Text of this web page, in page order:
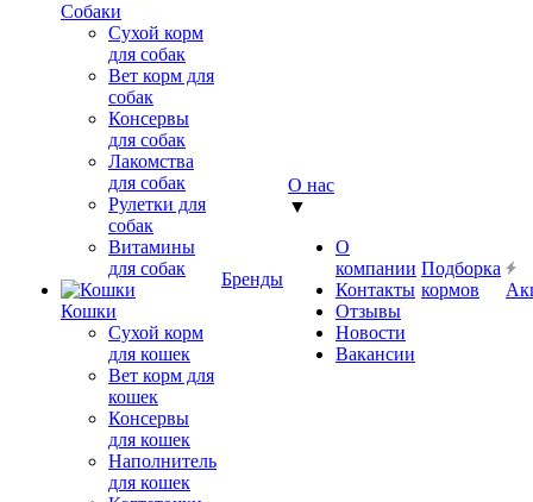
Собаки
Сухой корм
для собак
Вет корм для
собак
Консервы
для собак
Лакомства
для собак
Рулетки для
собак
Витамины
для собак
Кошки
Сухой корм
для кошек
Вет корм для
кошек
Консервы
для кошек
Наполнитель
для кошек
Бренды
О нас
▼
О
компании
Контакты
Отзывы
Новости
Вакансии
Подборка
кормов